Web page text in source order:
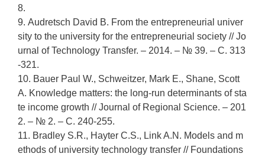
8.
9. Audretsch David B. From the entrepreneurial univer
sity to the university for the entrepreneurial society // Jo
urnal of Technology Transfer. – 2014. – № 39. – С. 313
-321.
10. Bauer Paul W., Schweitzer, Mark E., Shane, Scott
A. Knowledge matters: the long-run determinants of sta
te income growth // Journal of Regional Science. – 201
2. – № 2. – С. 240-255.
11. Bradley S.R., Hayter C.S., Link A.N. Models and m
ethods of university technology transfer // Foundations